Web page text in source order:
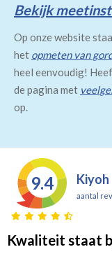
Bekijk
Op onze website
het opmeten van
heel eenvoudig!
de pagina met
op.
9.4 Kiyoh
aantal
Kwaliteit staat